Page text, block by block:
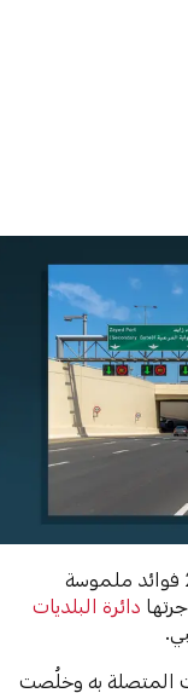
نفق ميناء زايد منذ افتتاحه عام 2023 فوائد ملموسة
دائرة البلديات
المتصلة به وخلُصت